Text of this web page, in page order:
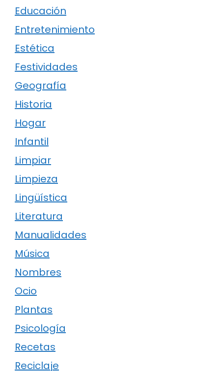
Educación
Entretenimiento
Estética
Festividades
Geografía
Historia
Hogar
Infantil
Limpiar
Limpieza
Lingüística
Literatura
Manualidades
Música
Nombres
Ocio
Plantas
Psicología
Recetas
Reciclaje